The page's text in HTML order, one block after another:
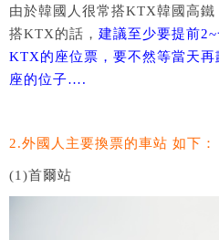
由於韓國人很常搭KTX韓國高
搭KTX的話， 建議至少要提前
KTX的座位票，要不然等當天
座的位子….
2.外國人主要換票的車站 如下：
(1)首爾站